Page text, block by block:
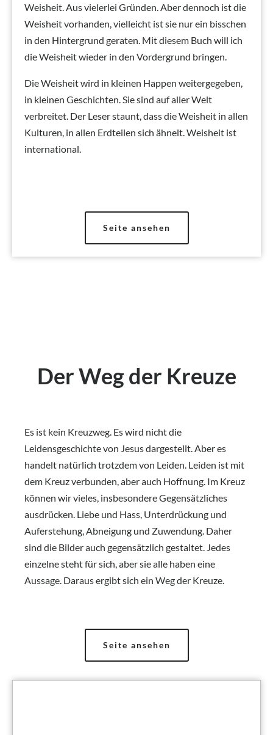
Weisheit. Aus vielerlei Gründen. Aber dennoch ist die
Weisheit vorhanden, vielleicht ist sie nur ein bisschen
in den Hintergrund geraten. Mit diesem Buch will ich
die Weisheit wieder in den Vordergrund bringen.
Die Weisheit wird in kleinen Happen weitergegeben,
in kleinen Geschichten. Sie sind auf aller Welt
verbreitet. Der Leser staunt, dass die Weisheit in allen
Kulturen, in allen Erdteilen sich ähnelt. Weisheit ist
international.
Seite ansehen
Der Weg der Kreuze
Es ist kein Kreuzweg. Es wird nicht die
Leidensgeschichte von Jesus dargestellt. Aber es
handelt natürlich trotzdem von Leiden. Leiden ist mit
dem Kreuz verbunden, aber auch Hoffnung. Im Kreuz
können wir vieles, insbesondere Gegensätzliches
ausdrücken. Liebe und Hass, Unterdrückung und
Auferstehung, Abneigung und Zuwendung. Daher
sind die Bilder auch gegensätzlich gestaltet. Jedes
einzelne steht für sich, aber sie alle haben eine
Aussage. Daraus ergibt sich ein Weg der Kreuze.
Seite ansehen